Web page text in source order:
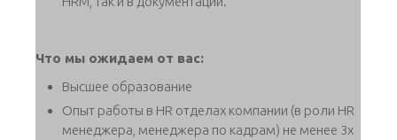
Что мы ожидаем от вас:
Высшее образование
Опыт работы в HR отделах компании (в роли HR
менеджера, менеджера по кадрам) не менее 3х